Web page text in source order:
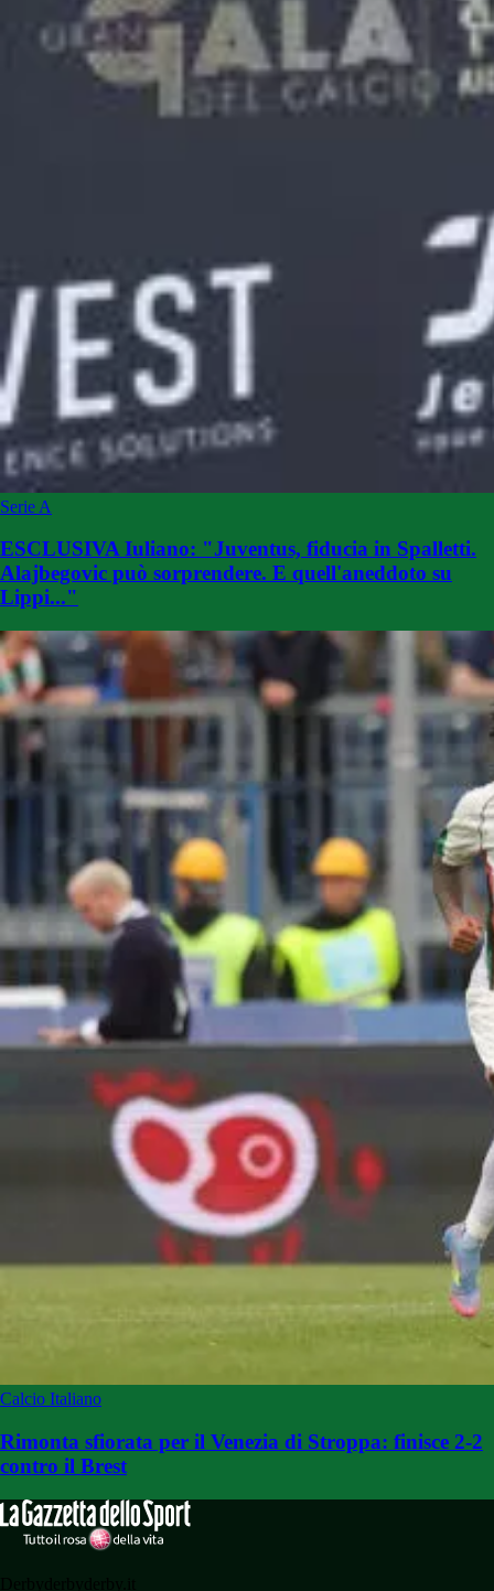
Serie A
ESCLUSIVA Iuliano: "Juventus, fiducia in Spalletti.
Alajbegovic può sorprendere. E quell'aneddoto su
Lippi..."
Calcio Italiano
Rimonta sfiorata per il Venezia di Stroppa: finisce 2-2
contro il Brest